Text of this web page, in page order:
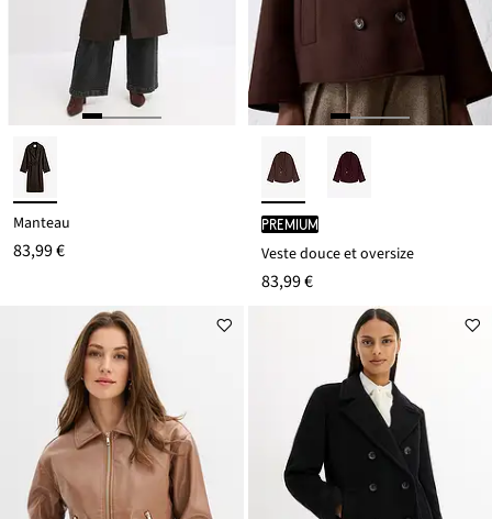
Manteau
83,99 €
PREMIUM
Veste douce et oversize
83,99 €